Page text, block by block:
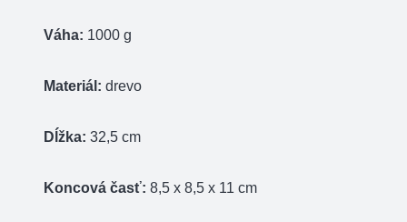
Váha: 1000 g
Materiál: drevo
Dĺžka: 32,5 cm
Koncová časť: 8,5 x 8,5 x 11 cm